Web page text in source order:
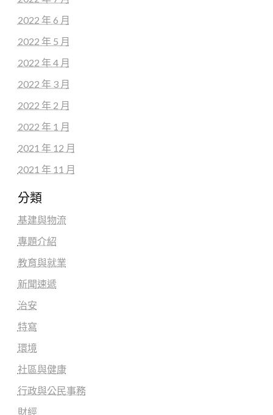
2022 年 6 月
2022 年 5 月
2022 年 4 月
2022 年 3 月
2022 年 2 月
2022 年 1 月
2021 年 12 月
2021 年 11 月
分類
基建與物流
專題介紹
教育與就業
新聞速遞
治安
特寫
環境
社區與健康
行政與公民事務
財經